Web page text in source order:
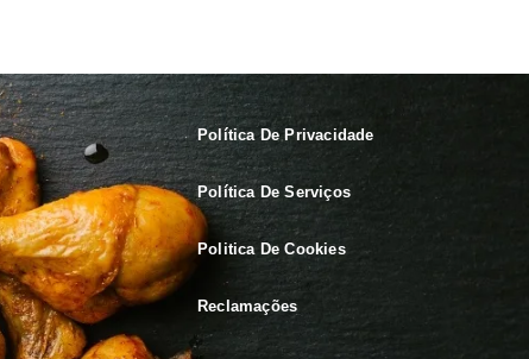
Política De Privacidade
Política De Serviços
Politica De Cookies
Reclamações